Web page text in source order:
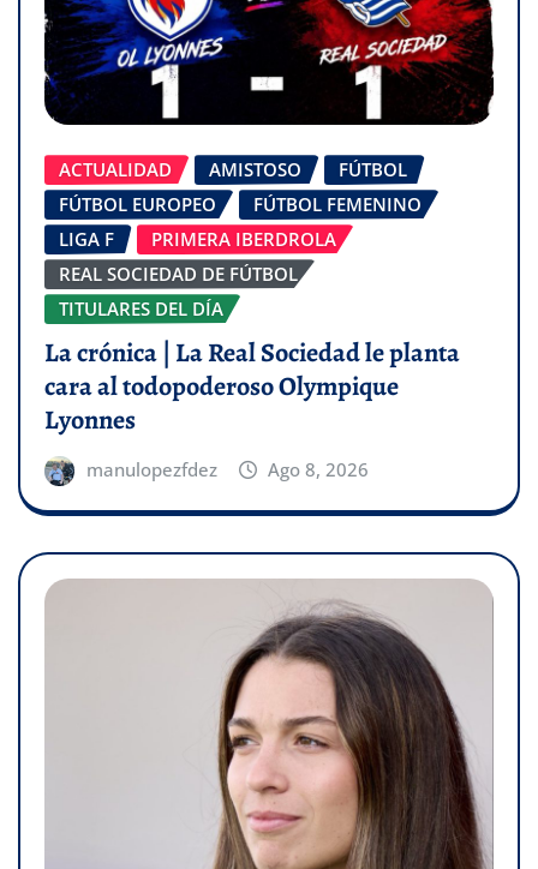
ACTUALIDAD AMISTOSO
FÚTBOL
FÚTBOL EUROPEO
FÚTBOL FEMENINO
LIGA F
PRIMERA IBERDROLA
REAL SOCIEDAD DE FÚTBOL
TITULARES DEL DÍA
La crónica | La Real Sociedad le planta
cara al todopoderoso Olympique
Lyonnes
manulopezfdez Ago 8, 2026